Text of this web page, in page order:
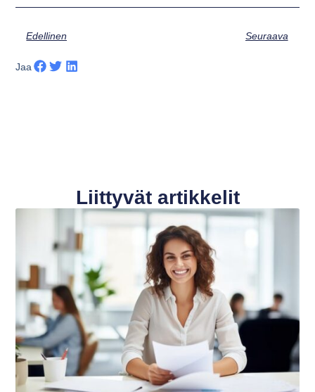
Edellinen Seuraava
Jaa
Liittyvät artikkelit